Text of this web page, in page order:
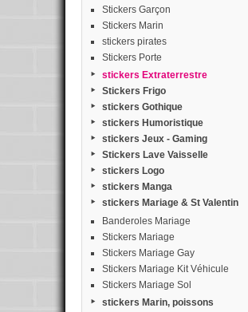
Stickers Garçon
Stickers Marin
stickers pirates
Stickers Porte
stickers Extraterrestre
Stickers Frigo
stickers Gothique
stickers Humoristique
stickers Jeux - Gaming
Stickers Lave Vaisselle
stickers Logo
stickers Manga
stickers Mariage & St Valentin
Banderoles Mariage
Stickers Mariage
Stickers Mariage Gay
Stickers Mariage Kit Véhicule
Stickers Mariage Sol
stickers Marin, poissons